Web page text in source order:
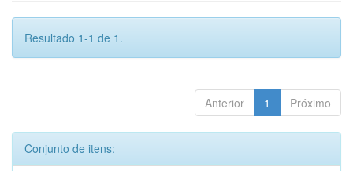
Resultado 1-1 de 1.
Anterior 1 Próximo
Conjunto de itens: